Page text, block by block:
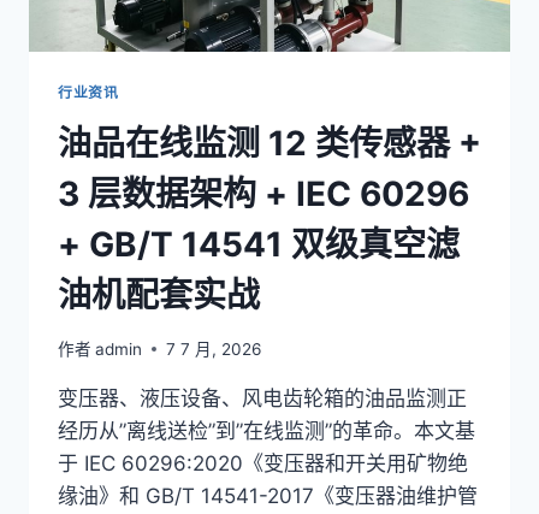
能
+
IEC
61800
双
级
真
空
滤
油
机
造
实
战
行业资讯
油品在线监测 12 类传感器 +
3 层数据架构 + IEC 60296
+ GB/T 14541 双级真空滤
油机配套实战
作者 admin 7 7 月, 2026
变压器、液压设备、风电齿轮箱的油品监测正
经历从”离线送检”到”在线监测”的革命。本文基
于 IEC 60296:2020《变压器和开关用矿物绝
缘油》和 GB/T 14541-2017《变压器油维护管